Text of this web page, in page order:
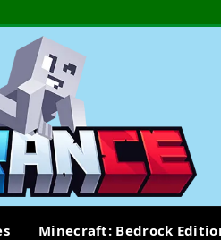
Minecraft: Bedrock